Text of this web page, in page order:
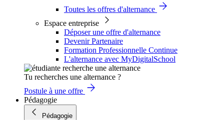
Toutes les offres d'alternance
Espace entreprise
Déposer une offre d'alternance
Devenir Partenaire
Formation Professionnelle Continue
L'alternance avec MyDigitalSchool
Tu recherches une alternance ?
Postule à une offre
Pédagogie
Pédagogie